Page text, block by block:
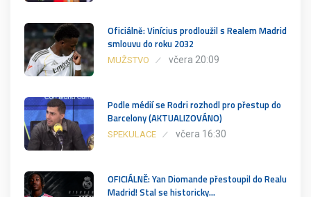
Oficiálně: Vinícius prodloužil s Realem Madrid
smlouvu do roku 2032
MUŽSTVO včera 20:09
Podle médií se Rodri rozhodl pro přestup do
Barcelony (AKTUALIZOVÁNO)
SPEKULACE včera 16:30
OFICIÁLNĚ: Yan Diomande přestoupil do Realu
Madrid! Stal se historicky…